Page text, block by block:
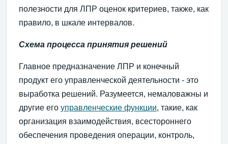
полезности для ЛПР оценок критериев, также, как
правило, в шкале интервалов.
Схема процесса принятия решений
Главное предназначение ЛПР и конечный
продукт его управленческой деятельности - это
выработка решений. Разумеется, немаловажны и
другие его управленческие функции, такие, как
организация взаимодействия, всестороннего
обеспечения проведения операции, контроль,